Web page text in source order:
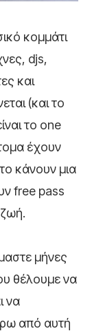
κομμάτι
djs,
και
(και το
το one
έχουν
κάνουν μια
free pass
μήνες
θέλουμε να
να
από αυτή